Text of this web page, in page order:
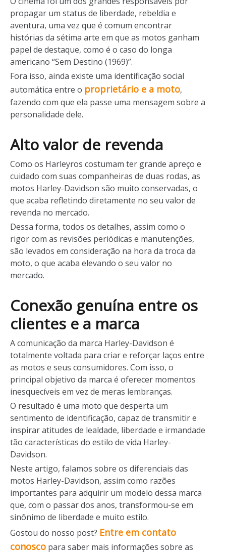
propagar um status de liberdade, rebeldia e
aventura, uma vez que é comum encontrar
histórias da sétima arte em que as motos ganham
papel de destaque, como é o caso do longa
americano “Sem Destino (1969)”.
Fora isso, ainda existe uma identificação social
automática entre o proprietário e a moto,
fazendo com que ela passe uma mensagem sobre a
personalidade dele.
Alto valor de revenda
Como os Harleyros costumam ter grande apreço e
cuidado com suas companheiras de duas rodas, as
motos Harley-Davidson são muito conservadas, o
que acaba refletindo diretamente no seu valor de
revenda no mercado.
Dessa forma, todos os detalhes, assim como o
rigor com as revisões periódicas e manutenções,
são levados em consideração na hora da troca da
moto, o que acaba elevando o seu valor no
mercado.
Conexão genuína entre os
clientes e a marca
A comunicação da marca Harley-Davidson é
totalmente voltada para criar e reforçar laços entre
as motos e seus consumidores. Com isso, o
principal objetivo da marca é oferecer momentos
inesquecíveis em vez de meras lembranças.
O resultado é uma moto que desperta um
sentimento de identificação, capaz de transmitir e
inspirar atitudes de lealdade, liberdade e irmandade
tão características do estilo de vida Harley-
Davidson.
Neste artigo, falamos sobre os diferenciais das
motos Harley-Davidson, assim como razões
importantes para adquirir um modelo dessa marca
que, com o passar dos anos, transformou-se em
sinônimo de liberdade e muito estilo.
Gostou do nosso post? Entre em contato
conosco para saber mais informações sobre as